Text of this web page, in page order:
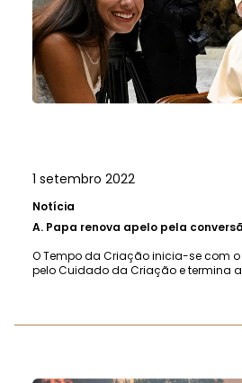
1 setembro 2022
Notícia
A. Papa renova apelo pela
O Tempo da Criação inicia-se com
pelo Cuidado da Criação e termina a